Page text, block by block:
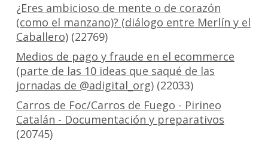
¿Eres ambicioso de mente o de corazón
(como el manzano)? (diálogo entre Merlín y el
Caballero)(22769)
Medios de pago y fraude en el ecommerce
(parte de las 10 ideas que saqué de las
jornadas de @adigital_org)(22033)
Carros de Foc/Carros de Fuego - Pirineo
Catalán - Documentación y preparativos
(20745)